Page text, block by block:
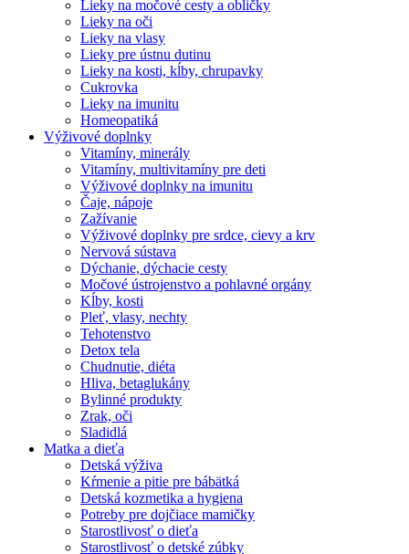
Lieky na močové cesty a obličky
Lieky na oči
Lieky na vlasy
Lieky pre ústnu dutinu
Lieky na kosti, kĺby, chrupavky
Cukrovka
Lieky na imunitu
Homeopatiká
Výživové doplnky
Vitamíny, minerály
Vitamíny, multivitamíny pre deti
Výživové doplnky na imunitu
Čaje, nápoje
Zažívanie
Výživové doplnky pre srdce, cievy a krv
Nervová sústava
Dýchanie, dýchacie cesty
Močové ústrojenstvo a pohlavné orgány
Kĺby, kosti
Pleť, vlasy, nechty
Tehotenstvo
Detox tela
Chudnutie, diéta
Hliva, betaglukány
Bylinné produkty
Zrak, oči
Sladidlá
Matka a dieťa
Detská výživa
Kŕmenie a pitie pre bábätká
Detská kozmetika a hygiena
Potreby pre dojčiace mamičky
Starostlivosť o dieťa
Starostlivosť o detské zúbky